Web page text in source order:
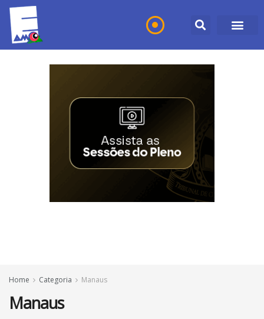
Home Categoria Manaus
Manaus